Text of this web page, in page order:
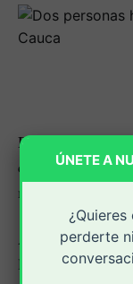
Dos personas
callejera que se
municipio de
Así fue
los hechos
ÚNETE A
perderte